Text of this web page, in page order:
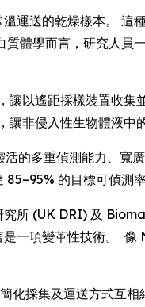
運送的乾燥樣本。
體學而言，研究人
以遙距採樣裝置收
非侵入性生物體液中
的多重偵測能力、
的目標可偵測率
究所 (UK DRI) 及
一項變革性技術。
化採集及運送方式互